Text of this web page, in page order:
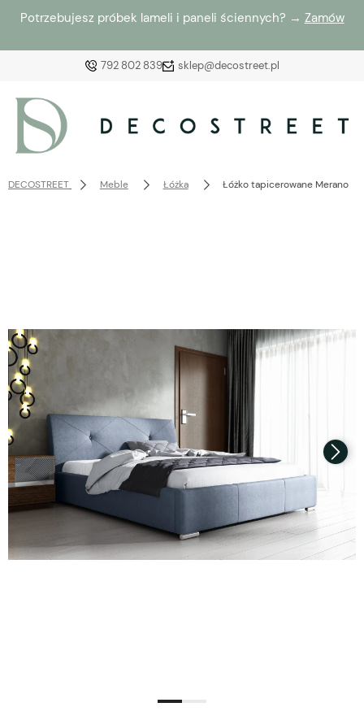
Potrzebujesz próbek lameli i paneli ściennych? → Zamów
792 802 839 sklep@decostreet.pl
Załóż konto
DECOSTREET Meble Łóżka Łóżko tapicerowane Merano